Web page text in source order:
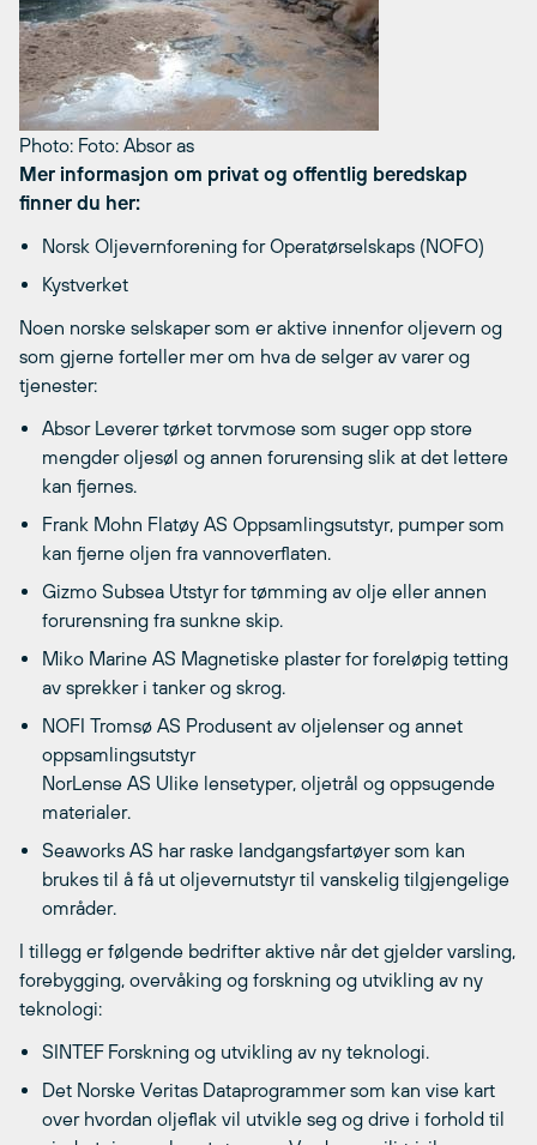
Photo: Foto: Absor as
Mer informasjon om privat og offentlig beredskap
finner du her:
Norsk Oljevernforening for Operatørselskaps (NOFO)
Kystverket
Noen norske selskaper som er aktive innenfor oljevern og
som gjerne forteller mer om hva de selger av varer og
tjenester:
Absor Leverer tørket torvmose som suger opp store
mengder oljesøl og annen forurensing slik at det lettere
kan fjernes.
Frank Mohn Flatøy AS Oppsamlingsutstyr, pumper som
kan fjerne oljen fra vannoverflaten.
Gizmo Subsea Utstyr for tømming av olje eller annen
forurensning fra sunkne skip.
Miko Marine AS Magnetiske plaster for foreløpig tetting
av sprekker i tanker og skrog.
NOFI Tromsø AS Produsent av oljelenser og annet
oppsamlingsutstyr
NorLense AS Ulike lensetyper, oljetrål og oppsugende
materialer.
Seaworks AS har raske landgangsfartøyer som kan
brukes til å få ut oljevernutstyr til vanskelig tilgjengelige
områder.
I tillegg er følgende bedrifter aktive når det gjelder varsling,
forebygging, overvåking og forskning og utvikling av ny
teknologi:
SINTEF Forskning og utvikling av ny teknologi.
Det Norske Veritas Dataprogrammer som kan vise kart
over hvordan oljeflak vil utvikle seg og drive i forhold til